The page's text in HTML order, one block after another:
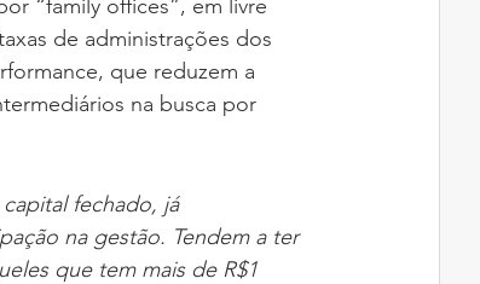
de administrações dos
que reduzem a
na busca por
fechado, já
na gestão. Tendem a ter
que tem mais de R$1